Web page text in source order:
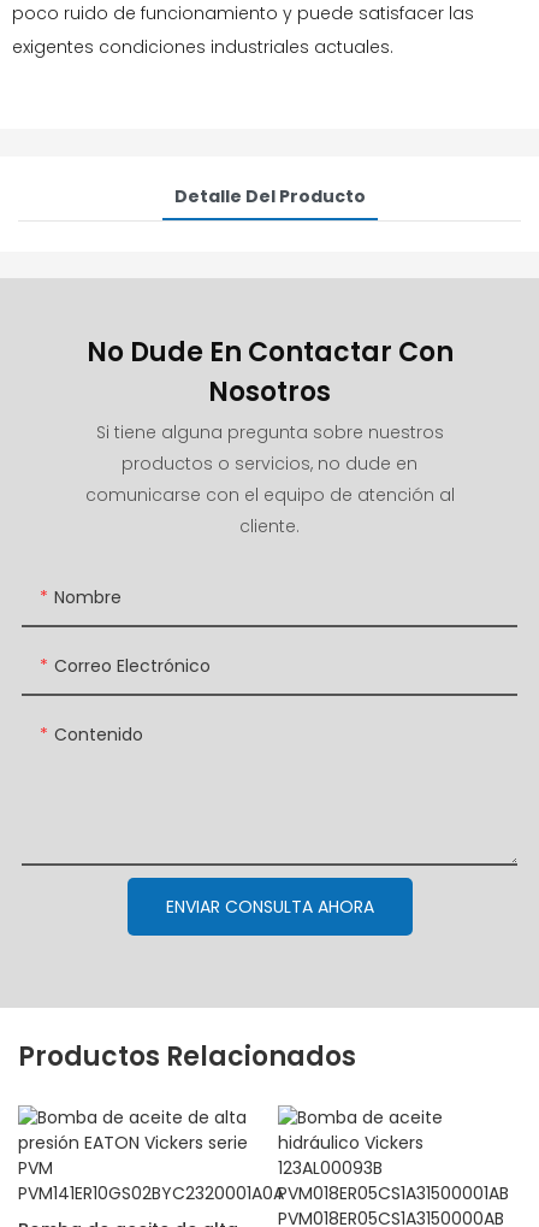
poco ruido de funcionamiento y puede satisfacer las
exigentes condiciones industriales actuales.
Detalle Del Producto
No Dude En Contactar Con
Nosotros
Si tiene alguna pregunta sobre nuestros
productos o servicios, no dude en
comunicarse con el equipo de atención al
cliente.
Nombre
Correo Electrónico
Contenido
ENVIAR CONSULTA AHORA
Productos Relacionados